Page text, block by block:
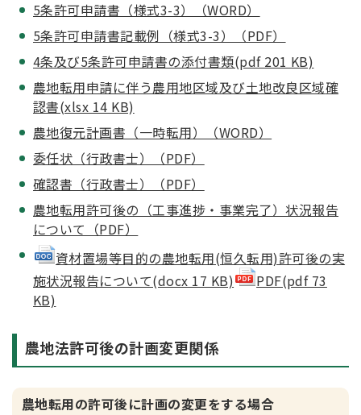
5条許可申請書（様式3-3）（WORD）
5条許可申請書記載例（様式3-3）（PDF）
4条及び5条許可申請書の添付書類(pdf 201 KB)
農地転用申請に伴う農用地区域及び土地改良区域確
認書(xlsx 14 KB)
農地復元計画書（一時転用）（WORD）
委任状（行政書士）（PDF）
確認書（行政書士）（PDF）
農地転用許可後の（工事進捗・事業完了）状況報告
について（PDF）
資材置場等目的の農地転用(恒久転用)許可後の実
施状況報告について(docx 17 KB)
PDF(pdf 73
KB)
農地法許可後の計画変更関係
農地転用の許可後に計画の変更をする場合